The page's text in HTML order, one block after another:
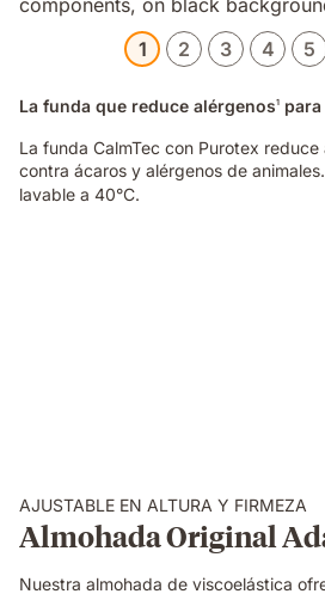
1 2 3 4 5
La funda que reduce alérgenos1
La funda CalmTec con Purotex reduce
contra ácaros y alérgenos de
lavable a 40°C.
AJUSTABLE EN ALTURA Y FIRMEZA
Almohada Original
Nuestra almohada de viscoelástica